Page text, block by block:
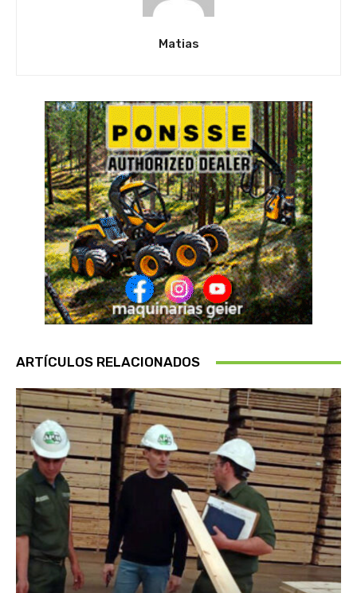
Matias
ARTÍCULOS RELACIONADOS